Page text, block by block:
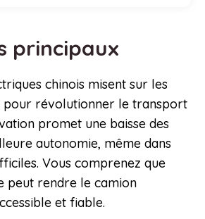
principaux
chinois misent sur les
pour révolutionner le transport
promet une baisse des
autonomie, même dans
Vous comprenez que
peut rendre le camion
et fiable.